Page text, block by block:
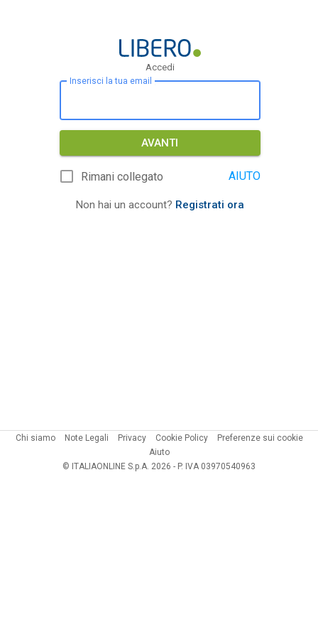
Accedi
Inserisci la tua email
AVANTI
Rimani collegato AIUTO
Non hai un account? Registrati ora
Chi siamo Note Legali Privacy Cookie Policy
Preferenze sui cookie
Aiuto
© ITALIAONLINE S.p.A. 2026 - P. IVA 03970540963